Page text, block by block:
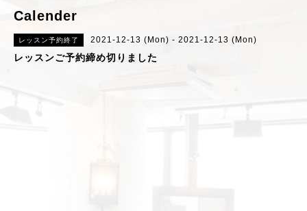
Calender
レッスン予約終了 2021-12-13 (Mon) - 2021-12-13 (Mon)
レッスンご予約締め切りました